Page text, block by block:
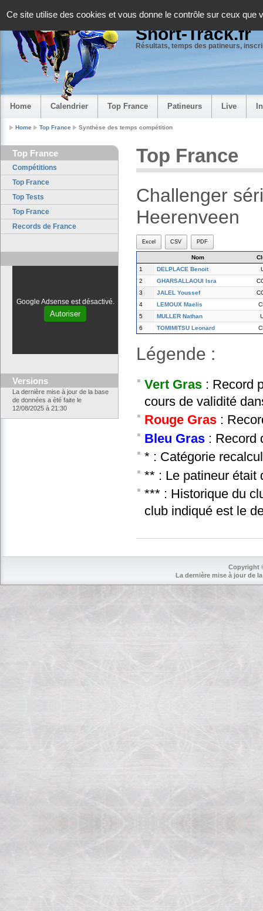
Ce site utilise des cookies et vous donne le contrôle sur ceux que
Short-Track.fr
Résultats, temps des patineurs,
Home Calendrier Top France Patineurs Live
Home Top France Synthèse des temps compétition
Top France
Compétitions
Top France
Top Tests
Top France
Records de France
Google Adsense est désactivé.
Autoriser
Versions
La dernière mise à jour de la base
de données a été faite le
12/08/2025 à 21:30
Top France
Challenger
Heerenveen
Excel CSV PDF
Nom
1
DELPLACE Benoit
2
GHARSALLAOUI Isra
3
JALEL Youssef
4
LEMOUX Maelis
5
MULLER Nathan
6
TOMIMITSU Leonard
Légende :
Vert Gras : Record
cours de validité
Rouge Gras :
Bleu Gras : Record
* : Catégorie
** : Le patineur était
*** : Historique du
club indiqué est le
Copyright
La dernière mise à jour de